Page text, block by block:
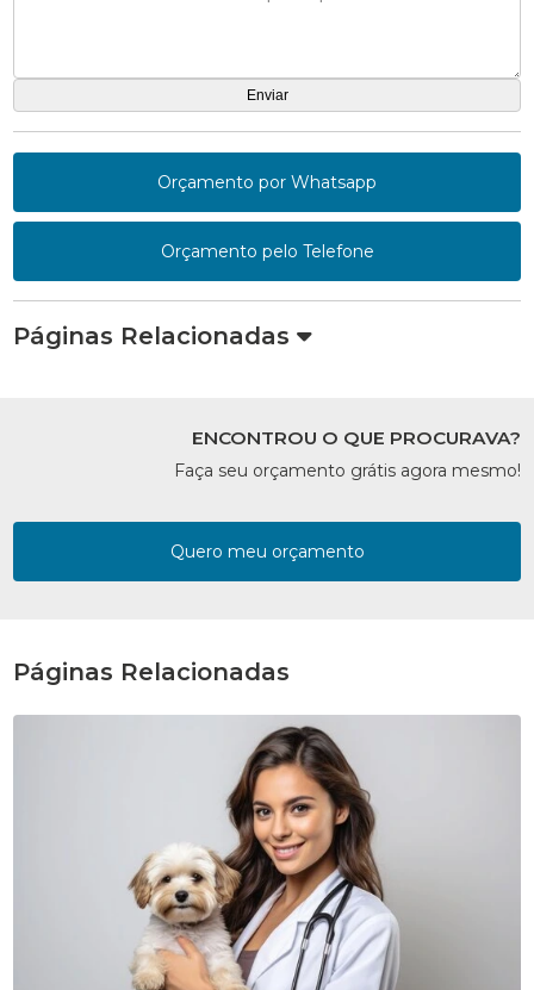
Orçamento por Whatsapp
Orçamento pelo Telefone
Páginas Relacionadas
ENCONTROU O QUE PROCURAVA?
Faça seu orçamento grátis agora mesmo!
Quero meu orçamento
Páginas Relacionadas